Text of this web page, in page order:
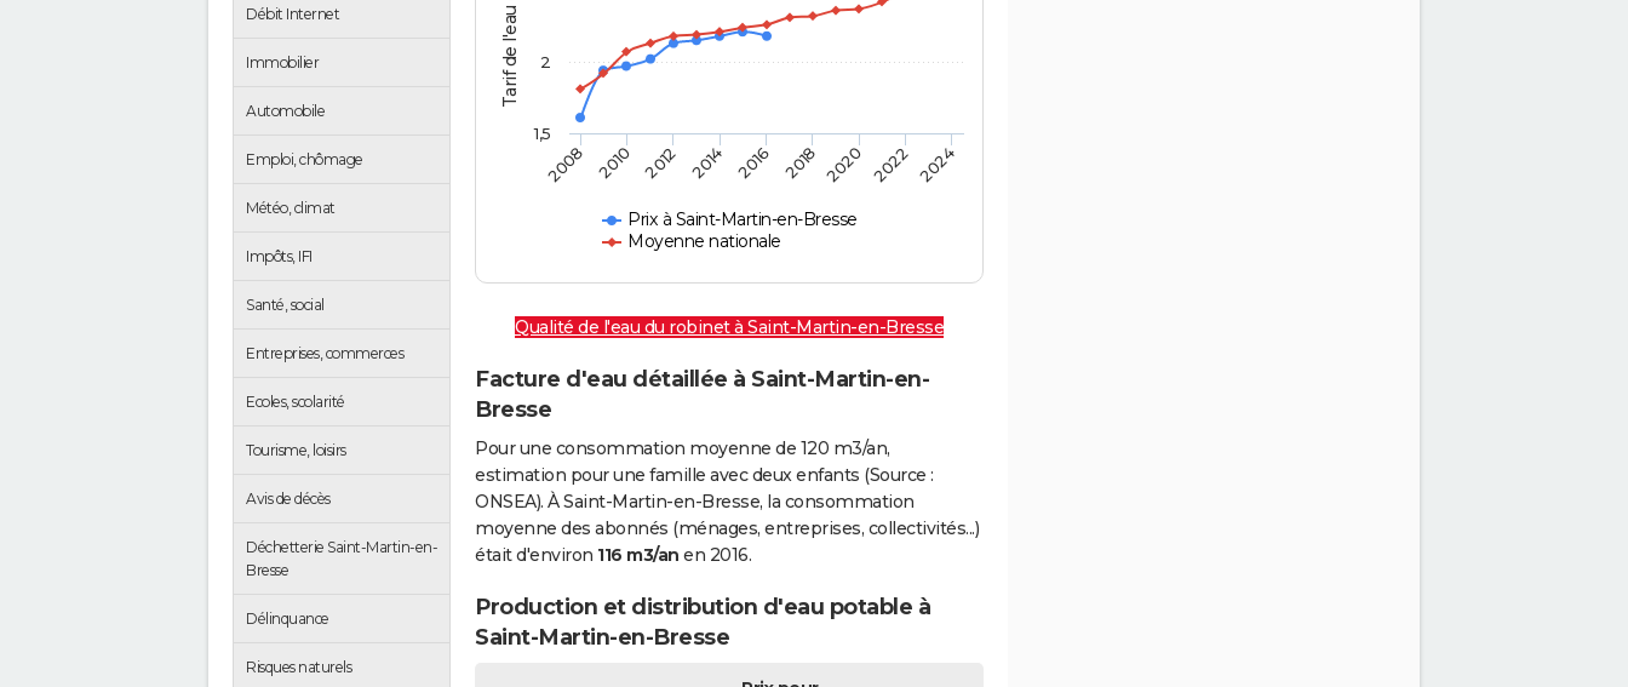
Débit Internet
Immobilier
Automobile
Emploi, chômage
Météo, climat
Impôts, IFI
Santé, social
Entreprises, commerces
Ecoles, scolarité
Tourisme, loisirs
Avis de décès
Déchetterie Saint-Martin-en-
Bresse
Délinquance
Risques naturels
Prix à Saint-Martin-en-Bresse
Moyenne nationale
2008 2010 2012 2014 2016 2018 2020 2022 2024
1,5
2
Qualité de l'eau du robinet à Saint-Martin-en-Bresse
Facture d'eau détaillée à Saint-Martin-en-
Bresse
Pour une consommation moyenne de 120 m3/an,
estimation pour une famille avec deux enfants (Source :
ONSEA). À Saint-Martin-en-Bresse, la consommation
moyenne des abonnés (ménages, entreprises, collectivités...)
était d'environ 116 m3/an en 2016.
Production et distribution d'eau potable à
Saint-Martin-en-Bresse